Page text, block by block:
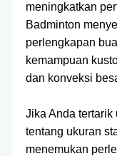
meningkatkan
Badminton
perlengkapan
kemampuan
dan konveksi
Jika Anda
tentang ukuran
menemukan